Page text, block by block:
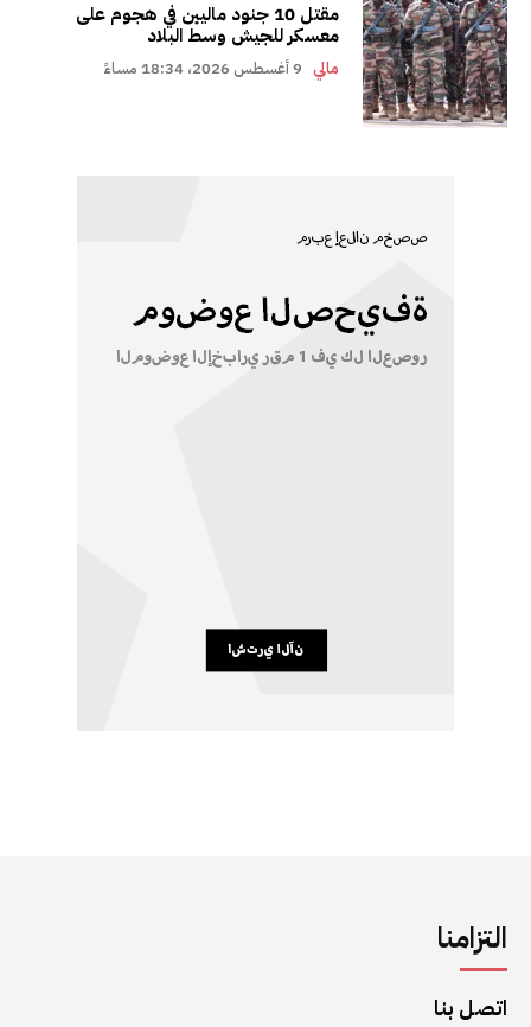
مقتل 10 جنود ماليين في هجوم على
معسكر للجيش وسط البلاد
مالي 9 أغسطس 2026، 18:34 مساءً
التزامنا
اتصل بنا